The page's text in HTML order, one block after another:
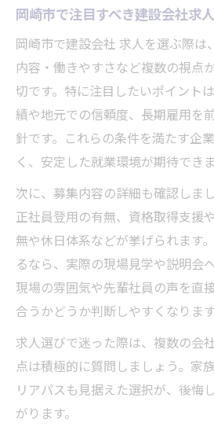
岡崎市で注目すべき建設会社求
岡崎市で建設会社 求人を選ぶ際は
内容・働きやすさなど複数の視点
切です。特に注目したいポイント
績や地元での信頼度、長期雇用を
針です。これらの条件を満たす企
く、安定した就業環境が期待できま
次に、募集内容の詳細も確認しま
正社員登用の有無、資格取得支援
無や休日体系などが挙げられます
るなら、実際の現場見学や説明会
現場の雰囲気や先輩社員の声を直
合うかどうか判断しやすくなります
求人選びで迷った際は、複数の会
点は積極的に質問しましょう。家
リアパスも見据えた選択が、後悔
がります。